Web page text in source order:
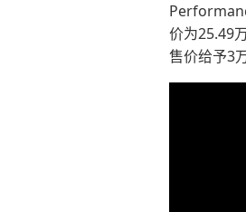
价为25.49
售价给予3